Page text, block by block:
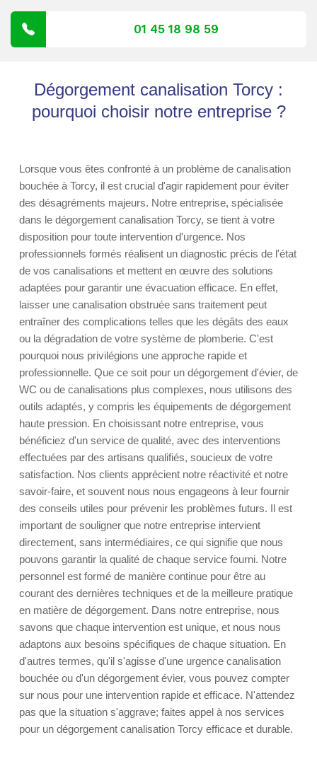
01 45 18 98 59
Dégorgement canalisation Torcy :
pourquoi choisir notre entreprise ?
Lorsque vous êtes confronté à un problème de canalisation
bouchée à Torcy, il est crucial d'agir rapidement pour éviter
des désagréments majeurs. Notre entreprise, spécialisée
dans le dégorgement canalisation Torcy, se tient à votre
disposition pour toute intervention d'urgence. Nos
professionnels formés réalisent un diagnostic précis de l'état
de vos canalisations et mettent en œuvre des solutions
adaptées pour garantir une évacuation efficace. En effet,
laisser une canalisation obstruée sans traitement peut
entraîner des complications telles que les dégâts des eaux
ou la dégradation de votre système de plomberie. C'est
pourquoi nous privilégions une approche rapide et
professionnelle. Que ce soit pour un dégorgement d'évier, de
WC ou de canalisations plus complexes, nous utilisons des
outils adaptés, y compris les équipements de dégorgement
haute pression. En choisissant notre entreprise, vous
bénéficiez d'un service de qualité, avec des interventions
effectuées par des artisans qualifiés, soucieux de votre
satisfaction. Nos clients apprécient notre réactivité et notre
savoir-faire, et souvent nous nous engageons à leur fournir
des conseils utiles pour prévenir les problèmes futurs. Il est
important de souligner que notre entreprise intervient
directement, sans intermédiaires, ce qui signifie que nous
pouvons garantir la qualité de chaque service fourni. Notre
personnel est formé de manière continue pour être au
courant des dernières techniques et de la meilleure pratique
en matière de dégorgement. Dans notre entreprise, nous
savons que chaque intervention est unique, et nous nous
adaptons aux besoins spécifiques de chaque situation. En
d'autres termes, qu'il s'agisse d'une urgence canalisation
bouchée ou d'un dégorgement évier, vous pouvez compter
sur nous pour une intervention rapide et efficace. N'attendez
pas que la situation s'aggrave; faites appel à nos services
pour un dégorgement canalisation Torcy efficace et durable.